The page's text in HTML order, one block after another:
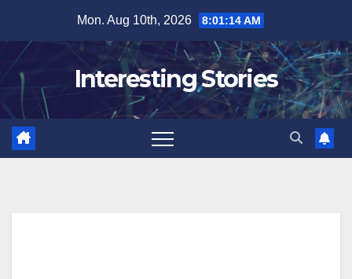
content
Mon. Aug 10th, 2026 8:01:14 AM
Interesting Stories